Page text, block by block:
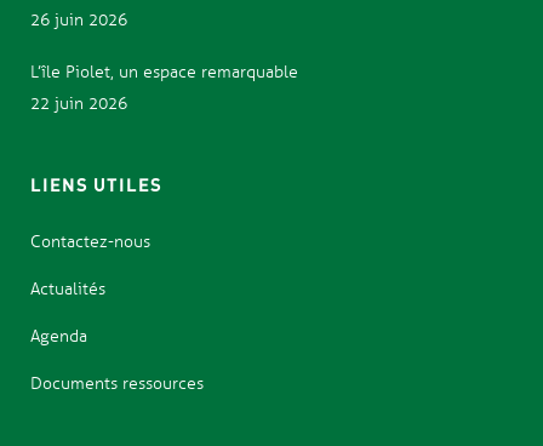
26 juin 2026
L’île Piolet, un espace remarquable
22 juin 2026
LIENS UTILES
Contactez-nous
Actualités
Agenda
Documents ressources